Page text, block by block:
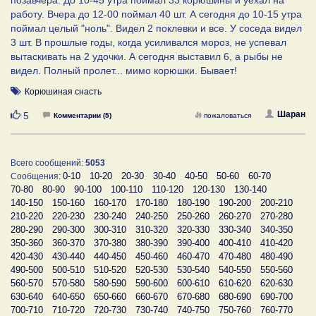
работу. Вчера до 12-00 поймал 40 шт. А сегодня до 10-15 утра
поймал целый "ноль". Видел 2 поклевки и все. У соседа видел
3 шт. В прошлые годы, когда усиливался мороз, не успевал
вытаскивать на 2 удочки. А сегодня выставил 6, а рыбы не
видел. Полный пролет... мимо корюшки. Бывает!
Корюшиная снасть
Нравится
5 Комментарии (5) Шаран
пожаловаться
Всего сообщений: 5053
Сообщения: 0-10 10-20 20-30 30-40 40-50 50-60
60-70
70-80
80-90 90-100 100-110 110-120 120-130
130-140
140-150
150-160 160-170 170-180 180-190 190-200
200-210
210-220
220-230 230-240 240-250 250-260 260-270
270-280
280-290
290-300 300-310 310-320 320-330 330-340
340-350
350-360
360-370 370-380 380-390 390-400 400-410
410-420
420-430
430-440 440-450 450-460 460-470 470-480
480-490
490-500
500-510 510-520 520-530 530-540 540-550
550-560
560-570
570-580 580-590 590-600 600-610 610-620
620-630
630-640
640-650 650-660 660-670 670-680 680-690
690-700
700-710
710-720 720-730 730-740 740-750 750-760 760-770